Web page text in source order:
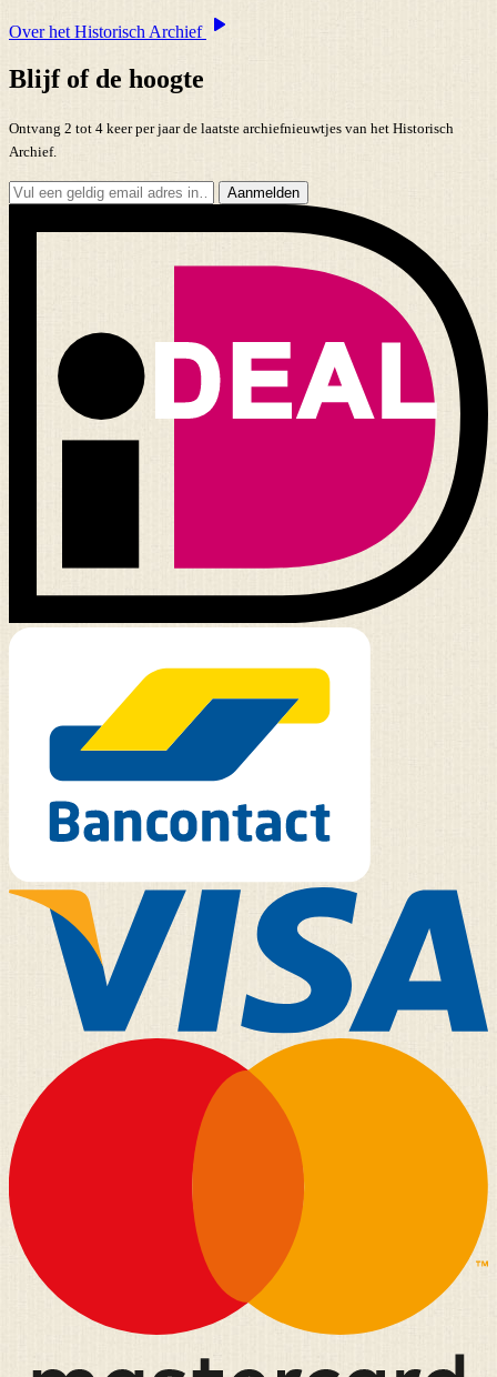
Over het Historisch Archief
Blijf of de hoogte
Ontvang 2 tot 4 keer per jaar de laatste archiefnieuwtjes van het Historisch
Archief.
Aanmelden